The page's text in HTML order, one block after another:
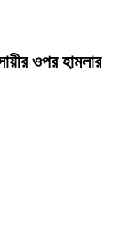
ওপর হামলার